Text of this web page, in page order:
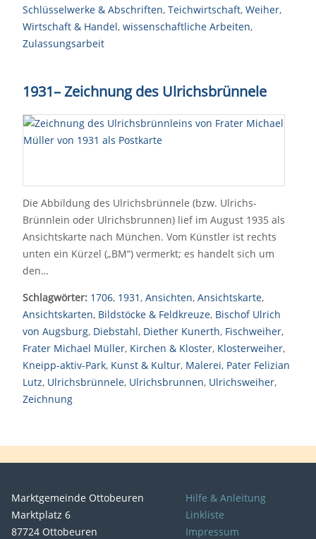
Schlüsselwerke & Abschriften, Teichwirtschaft, Weiher,
Wirtschaft & Handel, wissenschaftliche Arbeiten,
Zulassungsarbeit
1931–Zeichnung des Ulrichsbrünnele
Die Abbildung des Ulrichsbrünnele (bzw. Ulrichs-
Brünnlein oder Ulrichsbrunnen) lief im August 1935 als
Ansichtskarte nach München. Vom Künstler ist rechts
unten ein Kürzel („BM“) vermerkt; es handelt sich um
den…
Schlagwörter: 1706, 1931, Ansichten, Ansichtskarte,
Ansichtskarten, Bildstöcke & Feldkreuze, Bischof Ulrich
von Augsburg, Diebstahl, Diether Kunerth, Fischweiher,
Frater Michael Müller, Kirchen & Kloster, Klosterweiher,
Kneipp-aktiv-Park, Kunst & Kultur, Malerei, Pater Felizian
Lutz, Ulrichsbrünnele, Ulrichsbrunnen, Ulrichsweiher,
Zeichnung
Marktgemeinde Ottobeuren
Marktplatz 6
87724 Ottobeuren
Hilfe & Anleitung
Linkliste
Impressum